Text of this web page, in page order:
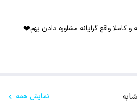
کاملا واقع گرایانه مشاوره دادن بهم❤️
نمایش همه